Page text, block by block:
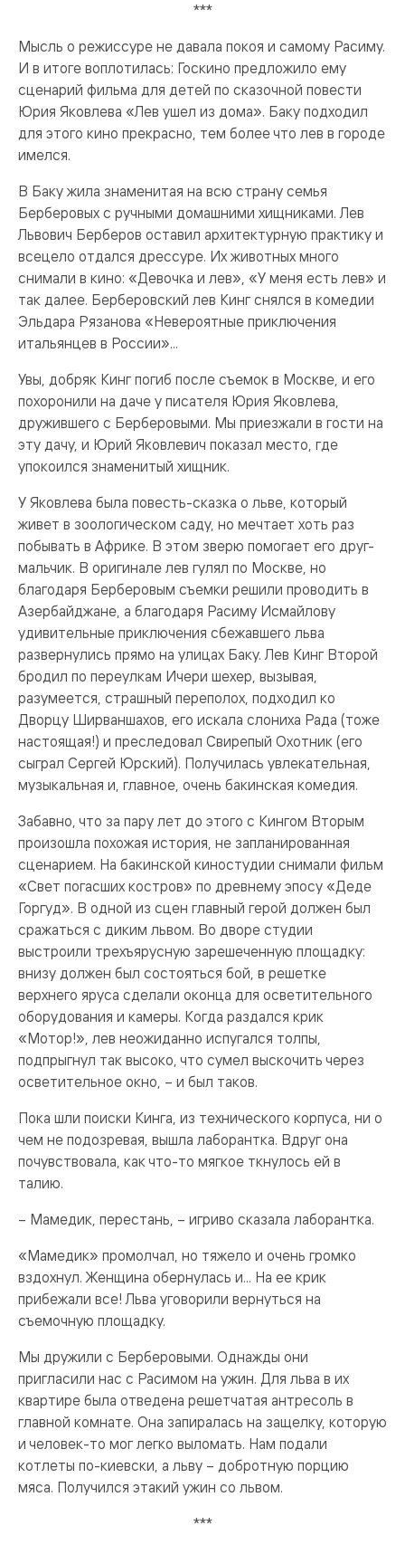
***
Мысль о режиссуре не давала покоя и самому Расиму.
И в итоге воплотилась: Госкино предложило ему
сценарий фильма для детей по сказочной повести
Юрия Яковлева «Лев ушел из дома». Баку подходил
для этого кино прекрасно, тем более что лев в городе
имелся.
В Баку жила знаменитая на всю страну семья
Берберовых с ручными домашними хищниками. Лев
Львович Берберов оставил архитектурную практику и
всецело отдался дрессуре. Их животных много
снимали в кино: «Девочка и лев», «У меня есть лев» и
так далее. Берберовский лев Кинг снялся в комедии
Эльдара Рязанова «Невероятные приключения
итальянцев в России»...
Увы, добряк Кинг погиб после съемок в Москве, и его
похоронили на даче у писателя Юрия Яковлева,
дружившего с Берберовыми. Мы приезжали в гости на
эту дачу, и Юрий Яковлевич показал место, где
упокоился знаменитый хищник.
У Яковлева была повесть-сказка о льве, который
живет в зоологическом саду, но мечтает хоть раз
побывать в Африке. В этом зверю помогает его друг-
мальчик. В оригинале лев гулял по Москве, но
благодаря Берберовым съемки решили проводить в
Азербайджане, а благодаря Расиму Исмайлову
удивительные приключения сбежавшего льва
развернулись прямо на улицах Баку. Лев Кинг Второй
бродил по переулкам Ичери шехер, вызывая,
разумеется, страшный переполох, подходил ко
Дворцу Ширваншахов, его искала слониха Рада (тоже
настоящая!) и преследовал Свирепый Охотник (его
сыграл Сергей Юрский). Получилась увлекательная,
музыкальная и, главное, очень бакинская комедия.
Забавно, что за пару лет до этого с Кингом Вторым
произо­шла похожая история, не запланированная
сценарием. На бакинской киностудии снимали фильм
«Свет погасших костров» по древнему эпосу «Деде
Горгуд». В одной из сцен главный герой должен был
сражаться с диким львом. Во дворе студии
выстроили трехъярусную зарешеченную площадку:
внизу должен был состояться бой, в решетке
верхнего яруса сделали оконца для осве­тительного
оборудования и камеры. Когда раздался крик
«Мотор!», лев не­ожиданно испугался толпы,
подпрыгнул так высоко, что сумел выскочить через
осветительное окно, – и был таков.
Пока шли поиски Кинга, из технического корпуса, ни о
чем не подозревая, вышла лаборантка. Вдруг она
почувствовала, как что-то мягкое ткнулось ей в
талию.
– Мамедик, перестань, – игриво сказала лаборантка.
«Мамедик» промолчал, но тяжело и очень громко
вздохнул. Женщина обернулась и... На ее крик
прибежали все! Льва уговорили вернуться на
съемочную площадку.
Мы дружили с Берберовыми. Однажды они
пригласили нас с Расимом на ужин. Для льва в их
квартире была отведена решетчатая антресоль в
главной комнате. Она запиралась на защелку, которую
и человек-то мог легко выломать. Нам подали
котлеты по-киевски, а льву – добротную порцию
мяса. Получился этакий ужин со львом.
***